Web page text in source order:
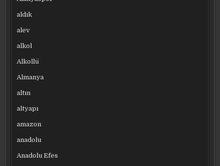
aldık
alev
alkol
Alkollü
Almanya
altın
altyapı
amazon
anadolu
Anadolu Efes